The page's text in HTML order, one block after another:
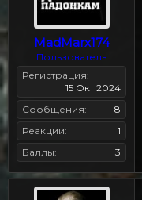
MadMarx174
Пользователь
Регистрация
15 Окт 2024
Сообщения
8
Реакции
1
Баллы
3